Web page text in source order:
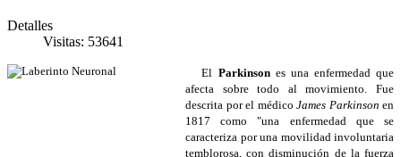
Detalles
Visitas: 53641
El Parkinsones una enfermedad que
afecta sobre todo al movimiento. Fue
descrita por el médico James Parkinson en
1817 como "una enfermedad que se
caracteriza por una movilidad involuntaria
temblorosa, con disminución de la fuerza